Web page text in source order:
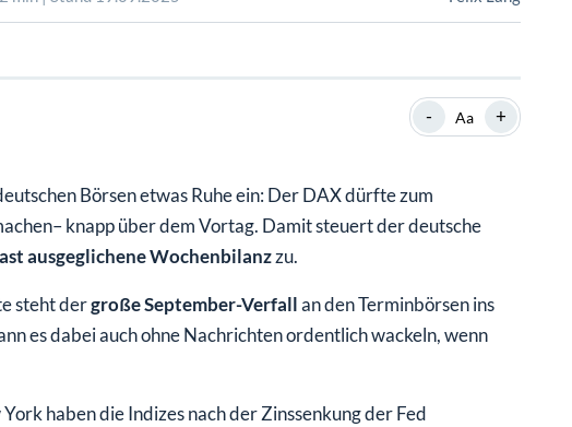
RATGEBER
- Aa +
Börsen etwas Ruhe ein: Der DAX dürfte zum
knapp über dem Vortag. Damit steuert der deutsche
ausgeglichene Wochenbilanzzu.
steht dergroße September-Verfallan den Terminbörsen ins
es dabei auch ohne Nachrichten ordentlich wackeln, wenn
haben die Indizes nach der Zinssenkung der Fed